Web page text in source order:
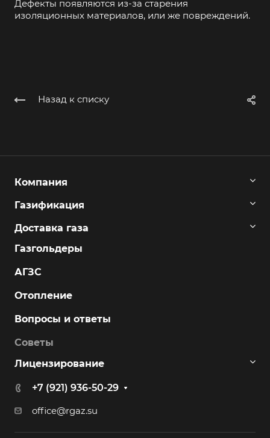
Дефекты появляются из-за старения
изоляционных материалов, или же повреждений.
Назад к списку
Компания
Газификация
Доставка газа
Газгольдеры
АГЗС
Отопление
Вопросы и ответы
Советы
Лицензирование
+7 (921) 936-50-29
office@rgaz.su